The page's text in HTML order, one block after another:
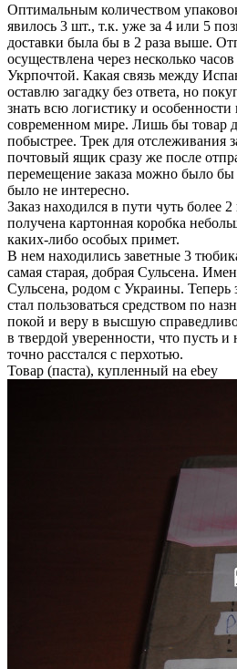
Оптимальным количеством
явилось 3 шт., т.к. уже за 4 или 5
доставки была бы в 2 раза выше.
осуществлена через несколько
Укрпочтой. Какая связь между
оставлю загадку без ответа, но
знать всю логистику и особенности
современном мире. Лишь бы товар
побыстрее. Трек для отслеживания
почтовый ящик сразу же после
перемещение заказа можно было бы
было не интересно.
Заказ находился в пути чуть более
получена картонная коробка
каких-либо особых примет.
В нем находились заветные 3
самая старая, добрая Сульсена.
Сульсена, родом с Украины.
стал пользоваться средством по
покой и веру в высшую
в твердой уверенности, что пусть
точно расстался с перхотью.
Товар (паста), купленный на ebey